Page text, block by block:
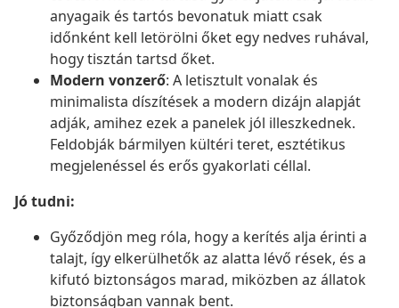
anyagaik és tartós bevonatuk miatt csak
időnként kell letörölni őket egy nedves ruhával,
hogy tisztán tartsd őket.
Modern vonzerő: A letisztult vonalak és
minimalista díszítések a modern dizájn alapját
adják, amihez ezek a panelek jól illeszkednek.
Feldobják bármilyen kültéri teret, esztétikus
megjelenéssel és erős gyakorlati céllal.
Jó tudni:
Győződjön meg róla, hogy a kerítés alja érinti a
talajt, így elkerülhetők az alatta lévő rések, és a
kifutó biztonságos marad, miközben az állatok
biztonságban vannak bent.